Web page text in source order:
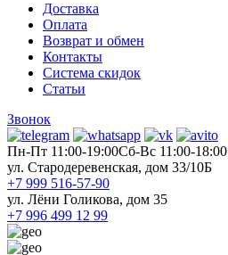
Доставка
Оплата
Возврат и обмен
Контакты
Система скидок
Статьи
Звонок
Пн-Пт 11:00-19:00Cб-Вс 11:00-18:00
ул. Стародеревенская, дом 33/10Б
+7 999 516-57-90
ул. Лёни Голикова, дом 35
+7 996 499 12 99